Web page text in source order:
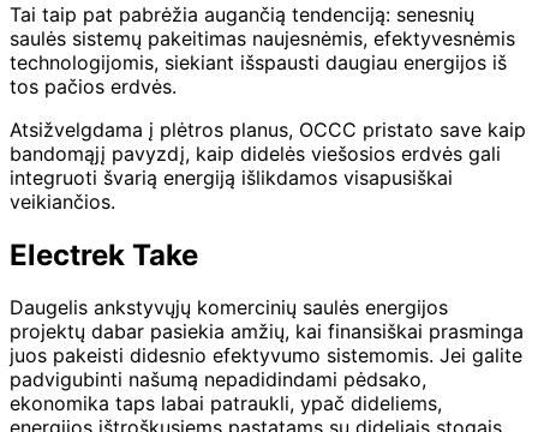
Tai taip pat pabrėžia augančią tendenciją: senesnių
saulės sistemų pakeitimas naujesnėmis, efektyvesnėmis
technologijomis, siekiant išspausti daugiau energijos iš
tos pačios erdvės.
Atsižvelgdama į plėtros planus, OCCC pristato save kaip
bandomąjį pavyzdį, kaip didelės viešosios erdvės gali
integruoti švarią energiją išlikdamos visapusiškai
veikiančios.
Electrek Take
Daugelis ankstyvųjų komercinių saulės energijos
projektų dabar pasiekia amžių, kai finansiškai prasminga
juos pakeisti didesnio efektyvumo sistemomis. Jei galite
padvigubinti našumą nepadidindami pėdsako,
ekonomika taps labai patraukli, ypač dideliems,